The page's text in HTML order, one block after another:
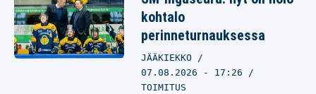
kohtalo
perinneturnauksessa
JÄÄKIEKKO
07.08.2026 - 17:26
TOIMITUS